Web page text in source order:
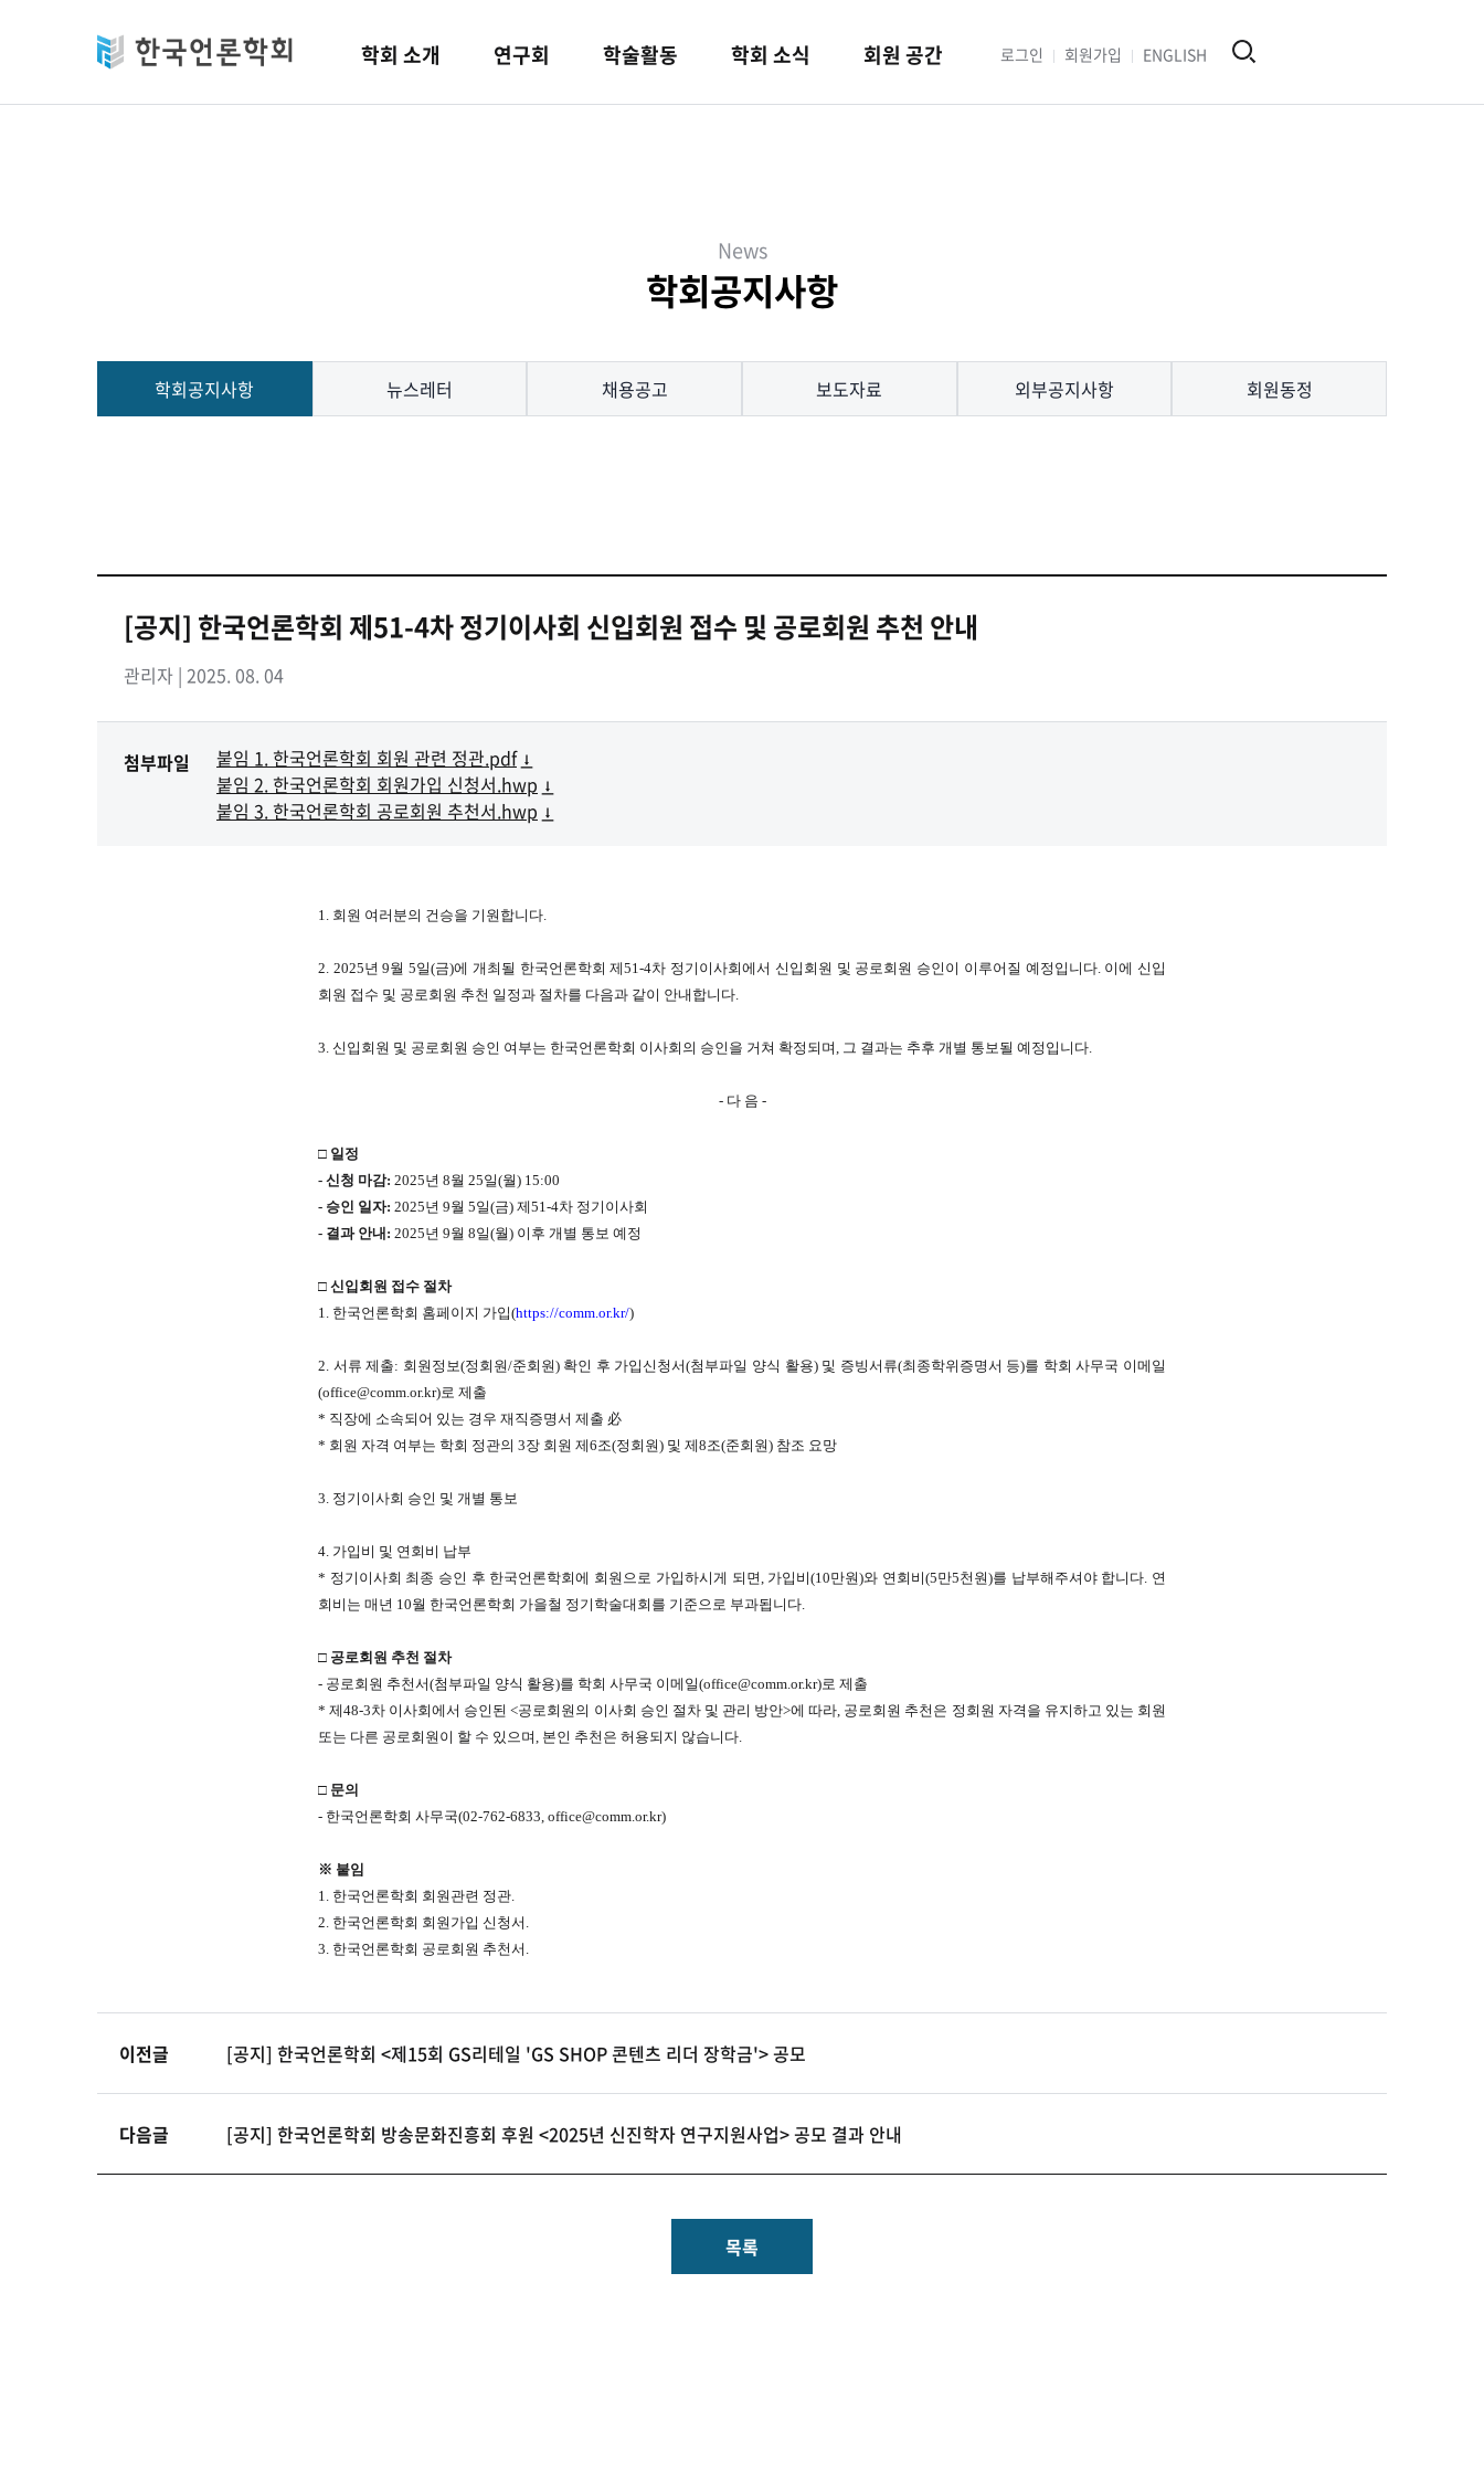
학회 소개 연구회 학술활동 학회 소식 회원 공간 로그인 회원가입 ENGLISH
News
학회공지사항
학회공지사항 뉴스레터 채용공고 보도자료 외부공지사항 회원동정
[공지] 한국언론학회 제51-4차 정기이사회 신입회원 접수 및 공로회원 추천 안내
관리자 | 2025. 08. 04
첨부파일
붙임 1. 한국언론학회 회원 관련 정관.pdf
붙임 2. 한국언론학회 회원가입 신청서.hwp
붙임 3. 한국언론학회 공로회원 추천서.hwp
1. 회원 여러분의 건승을 기원합니다.
2. 2025년 9월 5일(금)에 개최될 한국언론학회 제51-4차 정기이사회에서 신입회원 및 공로회원 승인이 이루어질 예정입니다. 이에 신입
회원 접수 및 공로회원 추천 일정과 절차를 다음과 같이 안내합니다.​​
3. 신입회원 및 공로회원 승인 여부는 한국언론학회 이사회의 승인을 거쳐 확정되며, 그 결과는 추후 개별 통보될 예정입니다.
- 다 음 -
□ 일정
- 신청 마감: 2025년 8월 25일(월) 15:00
- 승인 일자: 2025년 9월 5일(금) 제51-4차 정기이사회
- 결과 안내: 2025년 9월 8일(월) 이후 개별 통보 예정
□ 신입회원 접수 절차
​1. 한국언론학회 홈페이지 가입(https://comm.or.kr/​)
2. 서류 제출: 회원정보(정회원/준회원) 확인 후 가입신청서(첨부파일 양식 활용) 및 증빙서류(최종학위증명서 등)를 학회 사무국 이메일
(office@comm.or.kr)로 제출
* 직장에 소속되어 있는 경우 재직증명서 제출 必
* 회원 자격 여부는 학회 정관의 3장 회원 제6조(정회원) 및 제8조(준회원) 참조 요망
3. 정기이사회 승인 및 개별 통보
4. 가입비 및 연회비 납부
* 정기이사회 최종 승인 후 한국언론학회에 회원으로 가입하시게 되면, 가입비(10만원)와 연회비(5만5천원)를 납부해주셔야 합니다. 연
회비는 매년 10월 한국언론학회 가을철 정기학술대회를 기준으로 부과됩니다.
□ 공로회원 추천 절차
- 공로회원 추천서(첨부파일 양식 활용)를 학회 사무국 이메일(office@comm.or.kr)로 제출
* 제48-3차 이사회에서 승인된 <공로회원의 이사회 승인 절차 및 관리 방안>에 따라, 공로회원 추천은 정회원 자격을 유지하고 있는 회원
또는 다른 공로회원이 할 수 있으며, 본인 추천은 허용되지 않습니다.
□ 문의
- 한국언론학회 사무국(02-762-6833, office@comm.or.kr)
※ 붙임
1. 한국언론학회 회원관련 정관.
2. 한국언론학회 회원가입 신청서.
3. 한국언론학회 공로회원 추천서.
이전글 [공지] 한국언론학회 <제15회 GS리테일 'GS SHOP 콘텐츠 리더 장학금'> 공모
다음글 [공지] 한국언론학회 방송문화진흥회 후원 <2025년 신진학자 연구지원사업> 공모 결과 안내
목록